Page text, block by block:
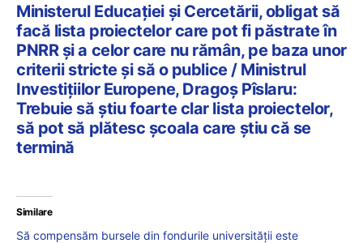
Ministerul Educației și Cercetării, obligat să
facă lista proiectelor care pot fi păstrate în
PNRR și a celor care nu rămân, pe baza unor
criterii stricte și să o publice / Ministrul
Investițiilor Europene, Dragoș Pîslaru:
Trebuie să știu foarte clar lista proiectelor,
să pot să plătesc școala care știu că se
termină
Similare
Să compensăm bursele din fondurile universității este